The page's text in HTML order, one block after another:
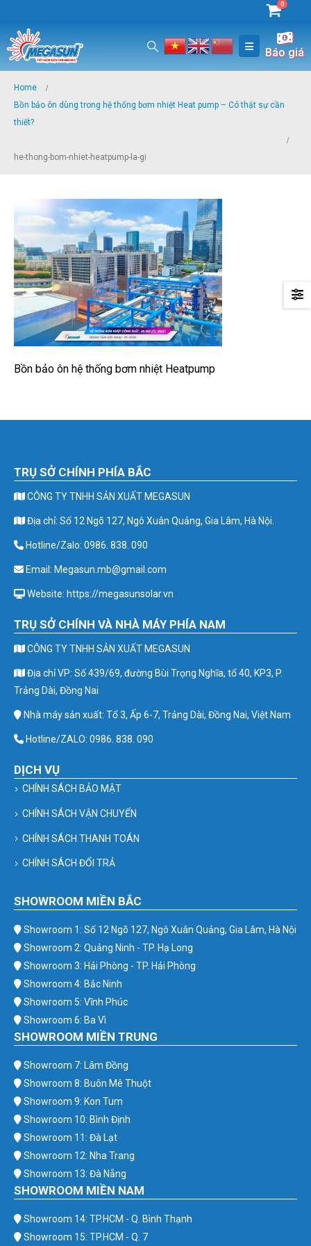
0
Báo giá
Home
Bồn bảo ôn dùng trong hệ thống bơm nhiệt Heat pump – Có thật sự cần
thiết?
he-thong-bom-nhiet-heatpump-la-gi
Bồn bảo ôn hệ thống bơm nhiệt Heatpump
TRỤ SỞ CHÍNH PHÍA BẮC
CÔNG TY TNHH SẢN XUẤT MEGASUN
Địa chỉ: Số 12 Ngõ 127, Ngô Xuân Quảng, Gia Lâm, Hà Nội.
Hotline/Zalo: 0986. 838. 090
Email: Megasun.mb@gmail.com
Website: https://megasunsolar.vn
TRỤ SỞ CHÍNH VÀ NHÀ MÁY PHÍA NAM
CÔNG TY TNHH SẢN XUẤT MEGASUN
Địa chỉ VP: Số 439/69, đường Bùi Trọng Nghĩa, tổ 40, KP3, P.
Trảng Dài, Đồng Nai
Nhà máy sản xuất: Tổ 3, Ấp 6-7, Trảng Dài, Đồng Nai, Việt Nam
Hotline/ZALO: 0986. 838. 090
DỊCH VỤ
CHÍNH SÁCH BẢO MẬT
CHÍNH SÁCH VẬN CHUYỂN
CHÍNH SÁCH THANH TOÁN
CHÍNH SÁCH ĐỔI TRẢ
SHOWROOM MIỀN BẮC
Showroom 1: Số 12 Ngõ 127, Ngô Xuân Quảng, Gia Lâm, Hà Nội
Showroom 2: Quảng Ninh - TP. Hạ Long
Showroom 3: Hải Phòng - TP. Hải Phòng
Showroom 4: Bắc Ninh
Showroom 5: Vĩnh Phúc
Showroom 6: Ba Vì
SHOWROOM MIỀN TRUNG
Showroom 7: Lâm Đồng
Showroom 8: Buôn Mê Thuột
Showroom 9: Kon Tum
Showroom 10: Bình Định
Showroom 11: Đà Lạt
Showroom 12: Nha Trang
Showroom 13: Đà Nẵng
SHOWROOM MIỀN NAM
Showroom 14: TP.HCM - Q. Bình Thạnh
Showroom 15: TP.HCM - Q. 7